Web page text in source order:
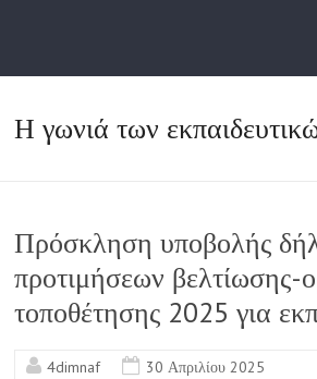
Η γωνιά των
Πρόσκληση υποβολής
προτιμήσεων βελτίωσης-
τοποθέτησης 2025 για
4dimnaf
30 Απριλίου 2025